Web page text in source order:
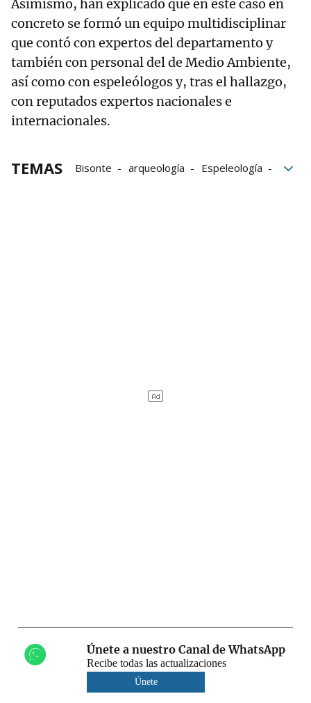
Asimismo, han explicado que en este caso en
concreto se formó un equipo multidisciplinar
que contó con expertos del departamento y
también con personal del de Medio Ambiente,
así como con espeleólogos y, tras el hallazgo,
con reputados expertos nacionales e
internacionales.
TEMAS Bisonte arqueología
Espeleología
Únete a nuestro Canal de WhatsApp
Recibe todas las actualizaciones
Únete